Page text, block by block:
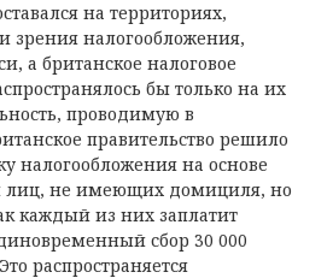
на территориях,
зрения налогообложения,
а британское налоговое
бы только на их
проводимую в
правительство решило
налогообложения на основе
лиц, не имеющих домициля, но
каждый из них заплатит
сбор 30 000
распространяется